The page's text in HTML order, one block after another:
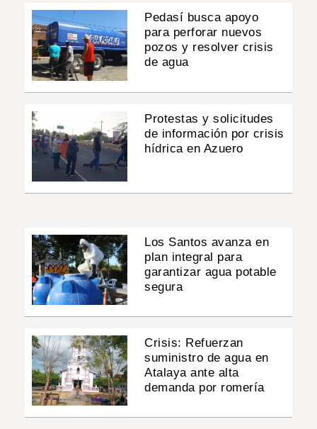
Pedasí busca apoyo
para perforar nuevos
pozos y resolver crisis
de agua
Protestas y solicitudes
de información por crisis
hídrica en Azuero
Los Santos avanza en
plan integral para
garantizar agua potable
segura
Crisis: Refuerzan
suministro de agua en
Atalaya ante alta
demanda por romería